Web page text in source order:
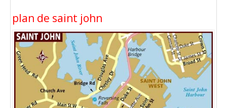
plan de saint john